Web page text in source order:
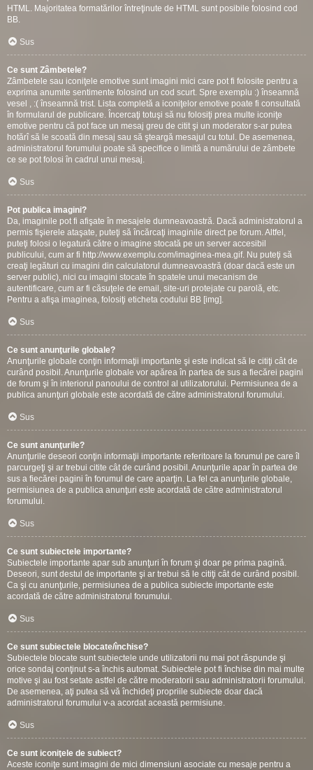
HTML. Majoritatea formatărilor întreţinute de HTML sunt posibile folosind cod
BB.
Sus
Ce sunt Zâmbetele?
Zâmbetele sau iconiţele emotive sunt imagini mici care pot fi folosite pentru a
exprima anumite sentimente folosind un cod scurt. Spre exemplu :) înseamnă
vesel , :( înseamnă trist. Lista completă a iconiţelor emotive poate fi consultată
în formularul de publicare. Încercaţi totuşi să nu folosiţi prea multe iconiţe
emotive pentru că pot face un mesaj greu de citit şi un moderator s-ar putea
hotărî să le scoată din mesaj sau să şteargă mesajul cu totul. De asemenea,
administratorul forumului poate să specifice o limită a numărului de zâmbete
ce se pot folosi în cadrul unui mesaj.
Sus
Pot publica imagini?
Da, imaginile pot fi afişate în mesajele dumneavoastră. Dacă administratorul a
permis fişierele ataşate, puteţi să încărcaţi imaginile direct pe forum. Altfel,
puteţi folosi o legatură către o imagine stocată pe un server accesibil
publicului, cum ar fi http://www.exemplu.com/imaginea-mea.gif. Nu puteţi să
creaţi legături cu imagini din calculatorul dumneavoastră (doar dacă este un
server public), nici cu imagini stocate în spatele unui mecanism de
autentificare, cum ar fi căsuţele de email, site-uri protejate cu parolă, etc.
Pentru a afişa imaginea, folosiţi eticheta codului BB [img].
Sus
Ce sunt anunţurile globale?
Anunţurile globale conţin informaţii importante şi este indicat să le citiţi cât de
curând posibil. Anunţurile globale vor apărea în partea de sus a fiecărei pagini
de forum şi în interiorul panoului de control al utilizatorului. Permisiunea de a
publica anunţuri globale este acordată de către administratorul forumului.
Sus
Ce sunt anunţurile?
Anunţurile deseori conţin informaţii importante referitoare la forumul pe care îl
parcurgeţi şi ar trebui citite cât de curând posibil. Anunţurile apar în partea de
sus a fiecărei pagini în forumul de care aparţin. La fel ca anunţurile globale,
permisiunea de a publica anunţuri este acordată de către administratorul
forumului.
Sus
Ce sunt subiectele importante?
Subiectele importante apar sub anunţuri în forum şi doar pe prima pagină.
Deseori, sunt destul de importante şi ar trebui să le citiţi cât de curând posibil.
Ca şi cu anunţurile, permisiunea de a publica subiecte importante este
acordată de către administratorul forumului.
Sus
Ce sunt subiectele blocate/închise?
Subiectele blocate sunt subiectele unde utilizatorii nu mai pot răspunde şi
orice sondaj conţinut s-a închis automat. Subiectele pot fi închise din mai multe
motive şi au fost setate astfel de către moderatorii sau administratorii forumului.
De asemenea, aţi putea să vă închideţi propriile subiecte doar dacă
administratorul forumului v-a acordat această permisiune.
Sus
Ce sunt iconiţele de subiect?
Aceste iconiţe sunt imagini de mici dimensiuni asociate cu mesaje pentru a